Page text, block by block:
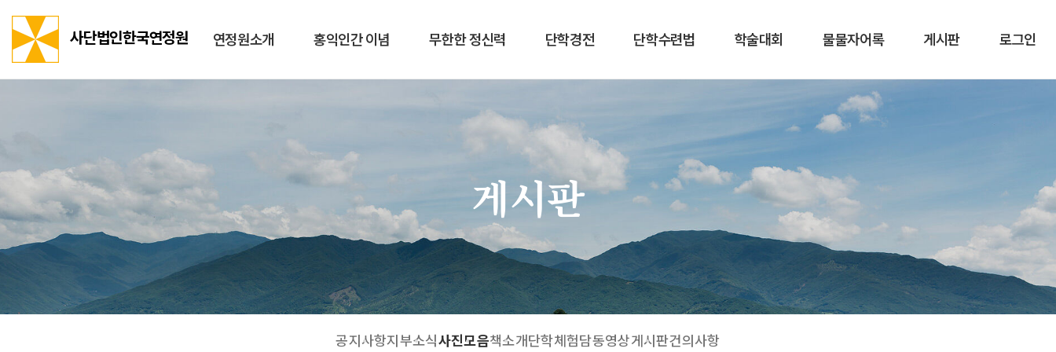
사단법인한국연정원 연정원소개 홍익인간 이념 무한한 정신력 단학경전 단학수련법 학술대회 물물자어록 게시판 로그인
게시판
공지사항지부소식사진모음책소개단학체험담동영상게시판건의사항